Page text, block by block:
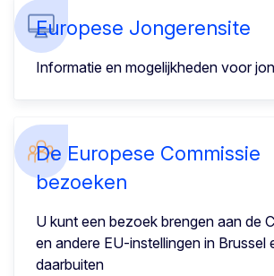
Europese Jongerensite
Informatie en mogelijkheden voor
De Europese Commissie
bezoeken
U kunt een bezoek brengen aan de
en andere EU-instellingen in Brussel
daarbuiten